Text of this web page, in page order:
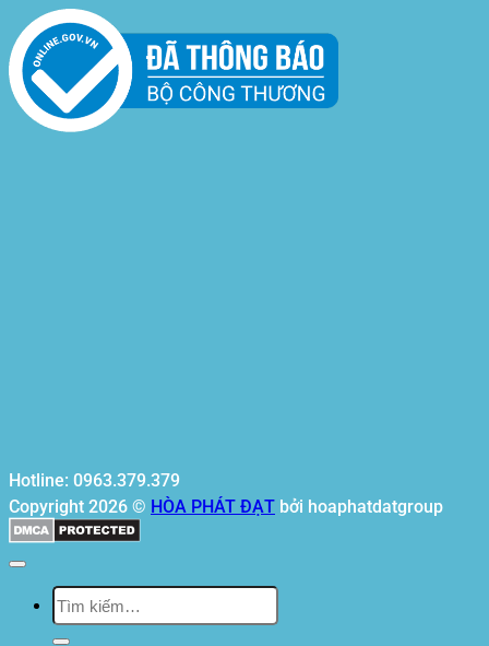
Hotline: 0963.379.379
Copyright 2026 © HÒA PHÁT ĐẠT bởi hoaphatdatgroup
Tìm
kiếm: